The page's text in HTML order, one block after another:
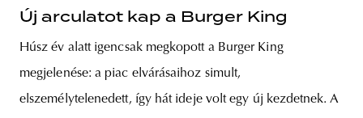
Új arculatot kap a Burger King
Húsz év alatt igencsak megkopott a Burger King
megjelenése: a piac elvárásaihoz simult,
elszemélytelenedett, így hát ideje volt egy új kezdetnek. A